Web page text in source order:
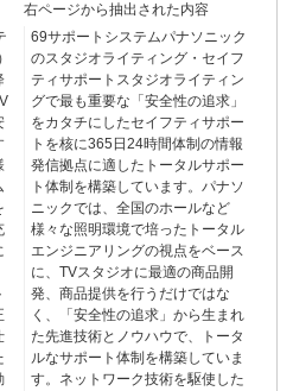
右ページから抽出された内容
69サポートシステムパナソニック
のスタジオライティング・セイフ
ティサポートスタジオライティン
グで最も重要な「安全性の追求」
をカタチにしたセイフティサポー
トを核に365日24時間体制の情報
発信拠点に適したトータルサポー
ト体制を構築しています。パナソ
ニックでは、全国のホールなど
様々な照明環境で培ったトータル
エンジニアリングの視点をベース
に、TVスタジオに最適の商品開
発、商品提供を行うだけではな
く、「安全性の追求」から生まれ
た先進技術とノウハウで、トータ
ルなサポート体制を構築していま
す。ネットワーク技術を駆使した